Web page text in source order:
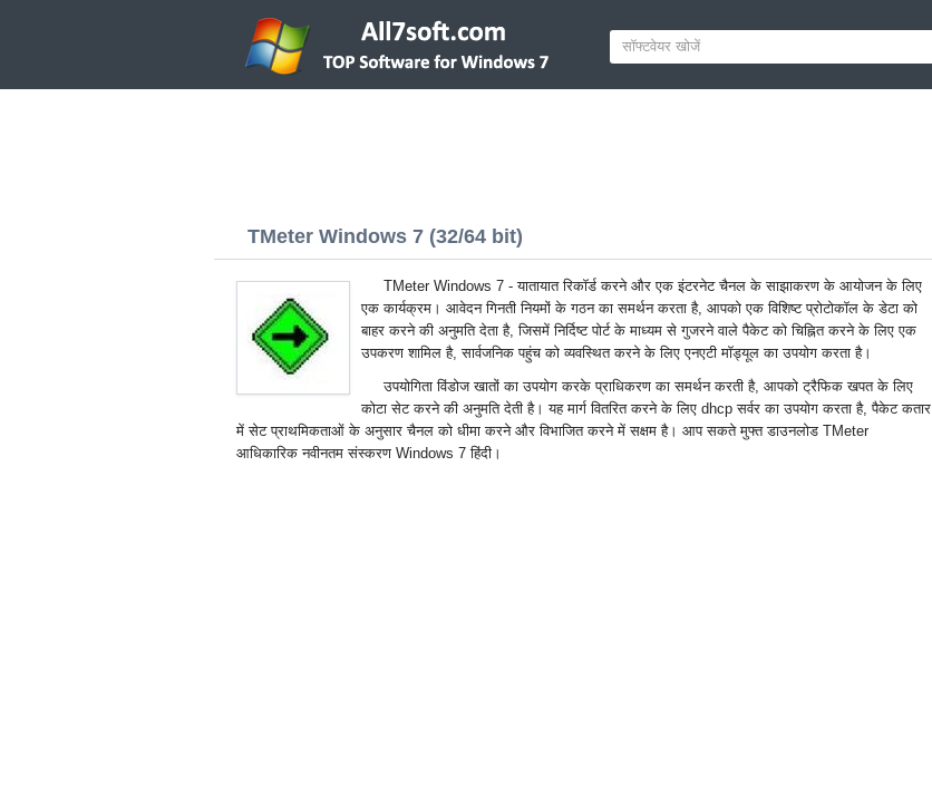
TMeter Windows 7 (32/64 bit)
TMeter Windows 7 - यातायात रिकॉर्ड करने और एक इंटरनेट चैनल के साझाकरण के आयोजन के लिए
एक कार्यक्रम। आवेदन गिनती नियमों के गठन का समर्थन करता है, आपको एक विशिष्ट प्रोटोकॉल के डेटा को
बाहर करने की अनुमति देता है, जिसमें निर्दिष्ट पोर्ट के माध्यम से गुजरने वाले पैकेट को चिह्नित करने के लिए एक
उपकरण शामिल है, सार्वजनिक पहुंच को व्यवस्थित करने के लिए एनएटी मॉड्यूल का उपयोग करता है।
उपयोगिता विंडोज खातों का उपयोग करके प्राधिकरण का समर्थन करती है, आपको ट्रैफिक खपत के लिए
कोटा सेट करने की अनुमति देती है। यह मार्ग वितरित करने के लिए dhcp सर्वर का उपयोग करता है, पैकेट कतार
में सेट प्राथमिकताओं के अनुसार चैनल को धीमा करने और विभाजित करने में सक्षम है। आप सकते मुफ्त डाउनलोड TMeter
आधिकारिक नवीनतम संस्करण Windows 7 हिंदी।